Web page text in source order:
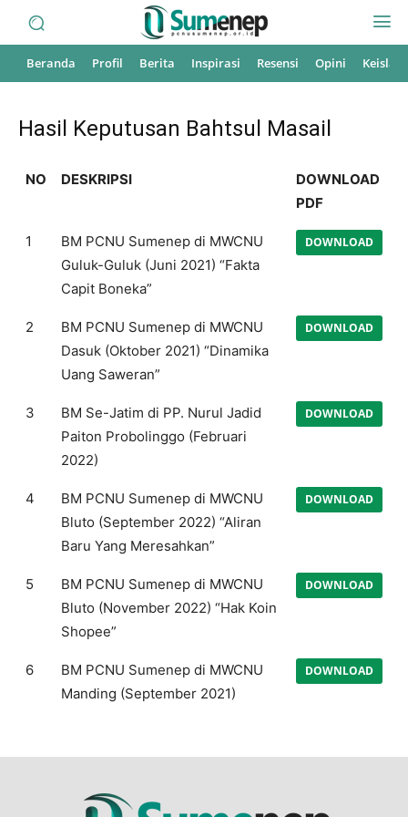
Beranda Profil Berita Inspirasi Resensi Opini
Hasil Keputusan Bahtsul Masail
NO DESKRIPSI
DOWNLOAD
PDF
1
BM PCNU Sumenep di MWCNU
Guluk-Guluk (Juni 2021) “Fakta
Capit Boneka”
DOWNLOAD
2
BM PCNU Sumenep di MWCNU
Dasuk (Oktober 2021) “Dinamika
Uang Saweran”
DOWNLOAD
3
BM Se-Jatim di PP. Nurul Jadid
Paiton Probolinggo (Februari
2022)
DOWNLOAD
4
BM PCNU Sumenep di MWCNU
Bluto (September 2022) “Aliran
Baru Yang Meresahkan”
DOWNLOAD
5
BM PCNU Sumenep di MWCNU
Bluto (November 2022) “Hak Koin
Shopee”
DOWNLOAD
6
BM PCNU Sumenep di MWCNU
Manding (September 2021)
DOWNLOAD